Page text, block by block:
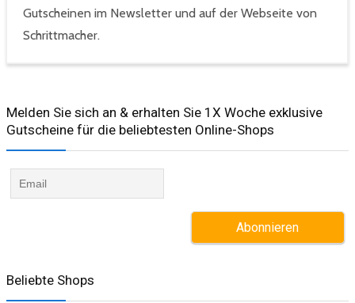
Gutscheinen im Newsletter und auf der Webseite von
Schrittmacher.
Melden Sie sich an & erhalten Sie 1X Woche exklusive
Gutscheine für die beliebtesten Online-Shops​
Beliebte Shops